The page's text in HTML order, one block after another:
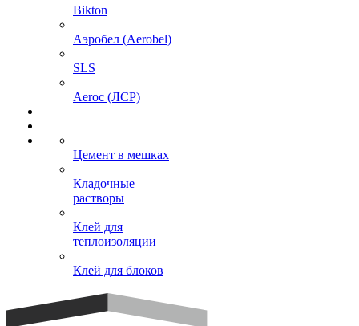
Bikton
Аэробел (Aerobel)
SLS
Aeroc (ЛСР)
Цемент в мешках
Кладочные
растворы
Клей для
теплоизоляции
Клей для блоков